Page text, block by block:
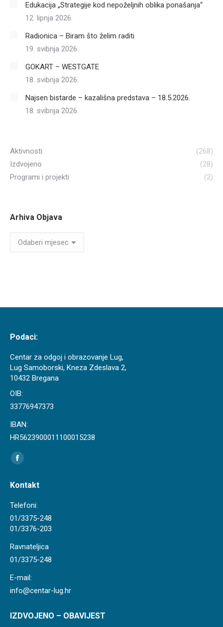
Edukacija „Strategije kod nepoželjnih oblika ponašanja“
12. lipnja 2026.
Radionica – Biram što želim raditi
19. svibnja 2026.
GOKART – WESTGATE
18. svibnja 2026.
Najsen bistarde – kazališna predstava – 18.5.2026.
18. svibnja 2026.
Aktivnosti
(268)
Izdvojeno
(28)
Programi i projekti
(2)
Arhiva Objava
Arhiva
Podaci:
Centar za odgoj i obrazovanje Lug,
Lug Samoborski, Kneza Zdeslava 2,
10432 Bregana
OIB:
33776947373
IBAN:
HR5623900011100015238
Find us on:
Facebook
opens
in
new
window
Kontakt
Telefoni:
01/3375-248
01/3376-203
Ravnateljica
01/3375-248
E-mail:
info@centar-lug.hr
IZDVOJENO – OBAVIJEST